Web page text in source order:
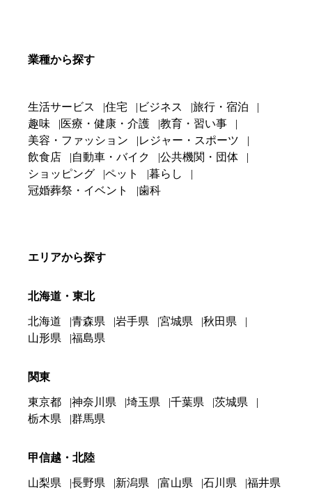
業種から探す
生活サービス 住宅 ビジネス
旅行・宿泊
趣味
医療・健康・介護
教育・習い事
美容・ファッション
レジャー・スポーツ
飲食店
自動車・バイク
公共機関・団体
ショッピング
ペット
暮らし
冠婚葬祭・イベント
歯科
エリアから探す
北海道・東北
北海道 青森県 岩手県 宮城県
秋田県
山形県
福島県
関東
東京都 神奈川県 埼玉県 千葉県
茨城県
栃木県
群馬県
甲信越・北陸
山梨県 長野県 新潟県 富山県 石川県 福井県